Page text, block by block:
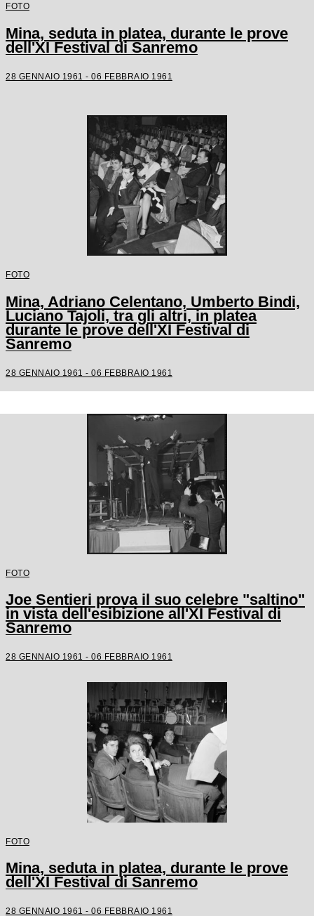
FOTO
Mina, seduta in platea, durante le prove
dell'XI Festival di Sanremo
28 GENNAIO 1961 - 06 FEBBRAIO 1961
FOTO
Mina, Adriano Celentano, Umberto Bindi,
Luciano Tajoli, tra gli altri, in platea
durante le prove dell'XI Festival di
Sanremo
28 GENNAIO 1961 - 06 FEBBRAIO 1961
FOTO
Joe Sentieri prova il suo celebre "saltino"
in vista dell'esibizione all'XI Festival di
Sanremo
28 GENNAIO 1961 - 06 FEBBRAIO 1961
FOTO
Mina, seduta in platea, durante le prove
dell'XI Festival di Sanremo
28 GENNAIO 1961 - 06 FEBBRAIO 1961